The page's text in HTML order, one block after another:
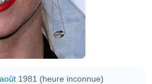
1981 (heure inconnue)